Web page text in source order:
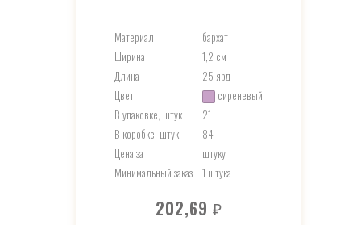
Материал
бархат
Ширина
1,2 см
Длина
25 ярд
Цвет
сиреневый
В упаковке, штук
21
В коробке, штук
84
Цена за
штуку
Минимальный заказ
1 штука
202,69 ₽